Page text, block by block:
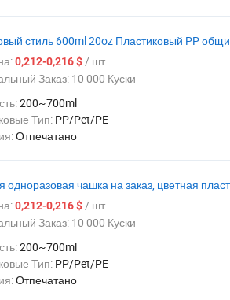
стиль 600ml 20oz Пластиковый PP
0,212-0,216 $/ шт.
Заказ: 10 000 Куски
200~700ml
Тип: PP/Pet/PE
Отпечатано
одноразовая чашка на заказ, цветная
0,212-0,216 $/ шт.
Заказ: 10 000 Куски
200~700ml
Тип: PP/Pet/PE
Отпечатано